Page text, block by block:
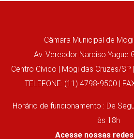
Câmara Municipal de
Av. Vereador Narciso Yague
Centro Cívico | Mogi das Cruzes/SP
TELEFONE: (11) 4798-9500 |
Horário de funcionamento : De
às 18h
Acesse nossas